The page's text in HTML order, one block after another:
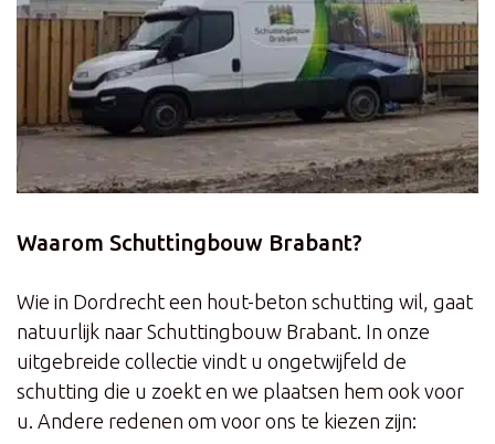
Waarom Schuttingbouw Brabant?
Wie in Dordrecht een hout-beton schutting wil, gaat
natuurlijk naar Schuttingbouw Brabant. In onze
uitgebreide collectie vindt u ongetwijfeld de
schutting die u zoekt en we plaatsen hem ook voor
u. Andere redenen om voor ons te kiezen zijn: